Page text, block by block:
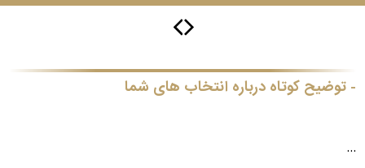
توضیح کوتاه درباره انتخاب های شما
...